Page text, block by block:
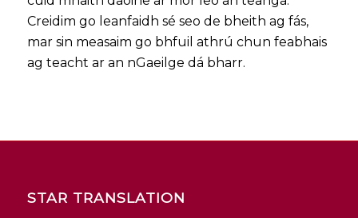
Creidim go leanfaidh sé seo de bheith ag fás,
mar sin measaim go bhfuil athrú chun feabhais
ag teacht ar an nGaeilge dá bharr.
STAR TRANSLATION